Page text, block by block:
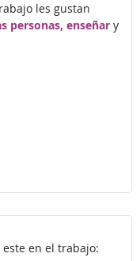
les gustan
personas, enseñary
en el trabajo: